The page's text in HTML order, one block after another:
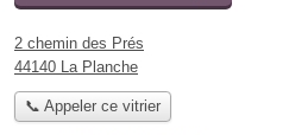
2 chemin des Prés
44140 La Planche
📞 Appeler ce vitrier